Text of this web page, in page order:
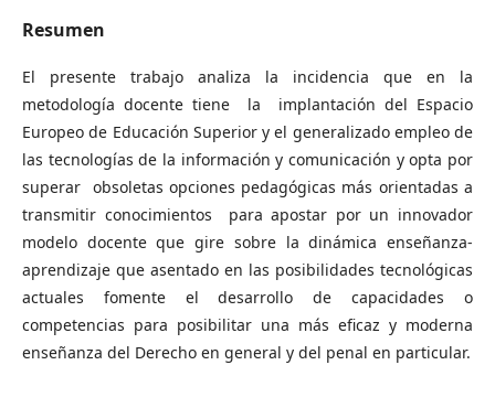
Resumen
El presente trabajo analiza la incidencia que en la
metodología docente tiene la implantación del Espacio
Europeo de Educación Superior y el generalizado empleo de
las tecnologías de la información y comunicación y opta por
superar obsoletas opciones pedagógicas más orientadas a
transmitir conocimientos para apostar por un innovador
modelo docente que gire sobre la dinámica enseñanza-
aprendizaje que asentado en las posibilidades tecnológicas
actuales fomente el desarrollo de capacidades o
competencias para posibilitar una más eficaz y moderna
enseñanza del Derecho en general y del penal en particular.